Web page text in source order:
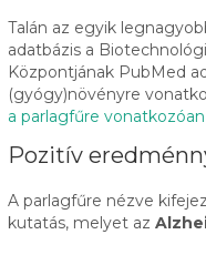
Talán az egyik
adatbázis a
Központjának PubMed
(gyógy)növényre
a parlagfűre
Pozitív
A parlagfűre nézve
kutatás, melyet az